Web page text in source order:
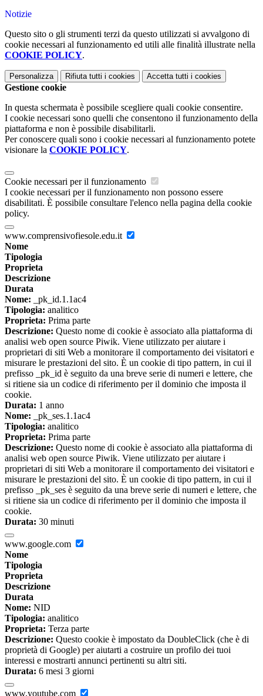
Notizie
Questo sito o gli strumenti terzi da questo utilizzati si avvalgono di
cookie necessari al funzionamento ed utili alle finalità illustrate nella
COOKIE POLICY.
Personalizza Rifiuta tutti i cookies Accetta tutti i cookies
Gestione cookie
In questa schermata è possibile scegliere quali cookie consentire.
I cookie necessari sono quelli che consentono il funzionamento della
piattaforma e non è possibile disabilitarli.
Per conoscere quali sono i cookie necessari al funzionamento potete
visionare la COOKIE POLICY.
Cookie necessari per il funzionamento
I cookie necessari per il funzionamento non possono essere
disabilitati. È possibile consultare l'elenco nella pagina della cookie
policy.
www.comprensivofiesole.edu.it
Nome
Tipologia
Proprieta
Descrizione
Durata
Nome: _pk_id.1.1ac4
Tipologia: analitico
Proprieta: Prima parte
Descrizione: Questo nome di cookie è associato alla piattaforma di
analisi web open source Piwik. Viene utilizzato per aiutare i
proprietari di siti Web a monitorare il comportamento dei visitatori e
misurare le prestazioni del sito. È un cookie di tipo pattern, in cui il
prefisso _pk_id è seguito da una breve serie di numeri e lettere, che
si ritiene sia un codice di riferimento per il dominio che imposta il
cookie.
Durata: 1 anno
Nome: _pk_ses.1.1ac4
Tipologia: analitico
Proprieta: Prima parte
Descrizione: Questo nome di cookie è associato alla piattaforma di
analisi web open source Piwik. Viene utilizzato per aiutare i
proprietari di siti Web a monitorare il comportamento dei visitatori e
misurare le prestazioni del sito. È un cookie di tipo pattern, in cui il
prefisso _pk_ses è seguito da una breve serie di numeri e lettere, che
si ritiene sia un codice di riferimento per il dominio che imposta il
cookie.
Durata: 30 minuti
www.google.com
Nome
Tipologia
Proprieta
Descrizione
Durata
Nome: NID
Tipologia: analitico
Proprieta: Terza parte
Descrizione: Questo cookie è impostato da DoubleClick (che è di
proprietà di Google) per aiutarti a costruire un profilo dei tuoi
interessi e mostrarti annunci pertinenti su altri siti.
Durata: 6 mesi 3 giorni
www.youtube.com